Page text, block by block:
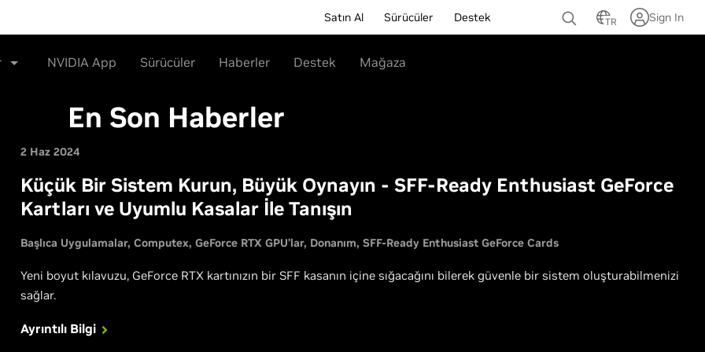
Satın Al Sürücüler Destek TR Sign In
NVIDIA App Sürücüler Haberler Destek Mağaza
En Son Haberler
2 Haz 2024
Küçük Bir Sistem Kurun, Büyük Oynayın - SFF-Ready Enthusiast GeForce
Kartları ve Uyumlu Kasalar İle Tanışın
Başlıca Uygulamalar Computex GeForce RTX GPU’lar Donanım SFF-Ready Enthusiast GeForce Cards
Yeni boyut kılavuzu, GeForce RTX kartınızın bir SFF kasanın içine sığacağını bilerek güvenle bir sistem oluşturabilmenizi
sağlar.
Ayrıntılı Bilgi